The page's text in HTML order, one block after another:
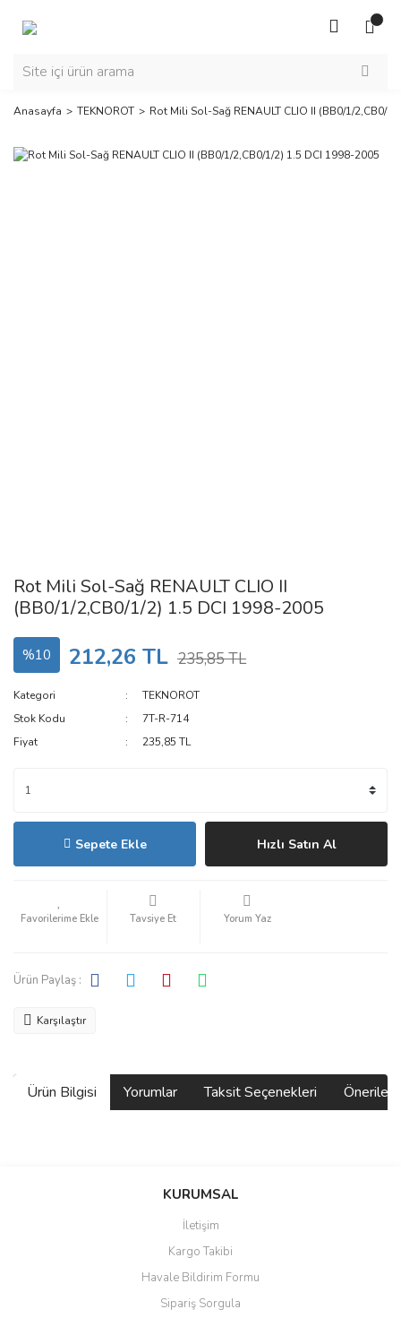
Anasayfa TEKNOROT Rot Mili Sol-Sağ RENAULT CLIO II (BB0/1/2,CB0/
Rot Mili Sol-Sağ RENAULT CLIO II
(BB0/1/2,CB0/1/2) 1.5 DCI 1998-2005
%10 212,26 TL 235,85 TL
Kategori
TEKNOROT
Stok Kodu
7T-R-714
Fiyat
235,85 TL
Sepete Ekle Hızlı Satın Al
Tavsiye Et Yorum Yaz
Ürün Paylaş :
Karşılaştır
Ürün Bilgisi Yorumlar Taksit Seçenekleri
Bu ürüne ilk yorumu siz yapın!
Ürün resmi kalitesiz, bozuk veya görüntülenemiyor.
Ürün açıklamasında eksik bilgiler bulunuyor.
Ürün bilgilerinde hatalar bulunuyor.
KURUMSAL
İletişim
Kargo Takibi
Havale Bildirim Formu
Sipariş Sorgula